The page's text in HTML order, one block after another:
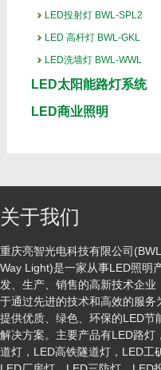
LED投射灯 BWL-SPL2
LED 高杆灯 BWL-GKL
LED洗墙灯 BWL-WWL
LED太阳能路灯系统
LED商业照明
关于我们
重庆亮智光电科技有限公司
Way Light)是一家从事LED照明
发、生产、销售的高新技术企业
于通过先进的技术和高效的服务
提供优质、绿色、环保的LED节
解决方案。主要产品有LED路灯
道灯，LED高铁隧道灯，LED工